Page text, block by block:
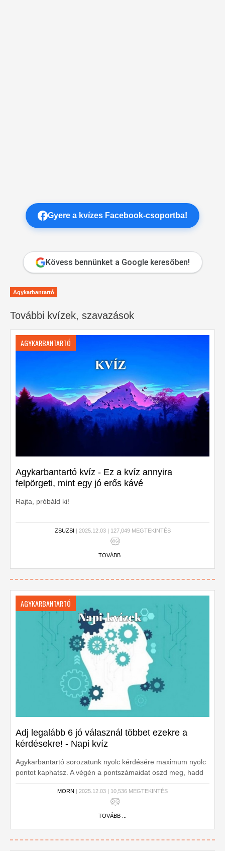
Gyere a kvízes Facebook-csoportba!
Kövess bennünket a Google keresőben!
Agykarbantartó
További kvízek, szavazások
AGYKARBANTARTÓ
Agykarbantartó kvíz - Ez a kvíz annyira
felpörgeti, mint egy jó erős kávé
Rajta, próbáld ki!
ZSUZSI | 2025.12.03 | 127,049 MEGTEKINTÉS
TOVÁBB ...
AGYKARBANTARTÓ
Adj legalább 6 jó válasznál többet ezekre a
kérdésekre! - Napi kvíz
Agykarbantartó sorozatunk nyolc kérdésére maximum nyolc
pontot kaphatsz. A végén a pontszámaidat oszd meg, hadd
lássa a világ, mennyire tájékozott vagy!
MORN | 2025.12.03 | 10,536 MEGTEKINTÉS
TOVÁBB ...